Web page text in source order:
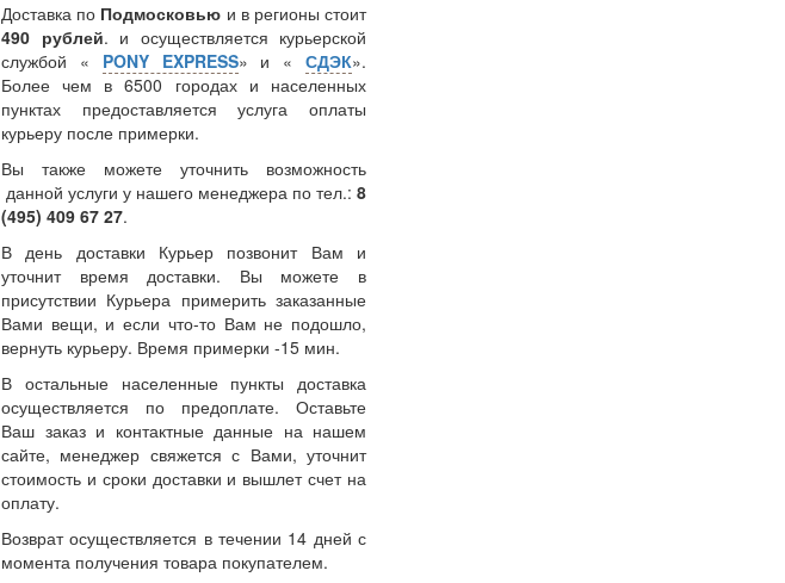
Доставка по Подмосковью и в регионы стоит
490 рублей. и осуществляется курьерской
службой « PONY EXPRESS» и «СДЭК».
Более чем в 6500 городах и населенных
пунктах предоставляется услуга оплаты
курьеру после примерки.
Вы также можете уточнить возможность
данной услуги у нашего менеджера по тел.: 8
(495) 409 67 27.
В день доставки Курьер позвонит Вам и
уточнит время доставки. Вы можете в
присутствии Курьера примерить заказанные
Вами вещи, и если что-то Вам не подошло,
вернуть курьеру. Время примерки -15 мин.
В остальные населенные пункты доставка
осуществляется по предоплате. Оставьте
Ваш заказ и контактные данные на нашем
сайте, менеджер свяжется с Вами, уточнит
стоимость и сроки доставки и вышлет счет на
оплату.
Возврат осуществляется в течении 14 дней с
момента получения товара покупателем.